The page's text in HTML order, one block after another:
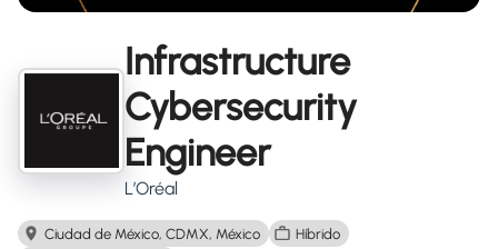
Infrastructure
Cybersecurity
Engineer
L’Oréal
Ciudad de México, CDMX, México
Híbrido